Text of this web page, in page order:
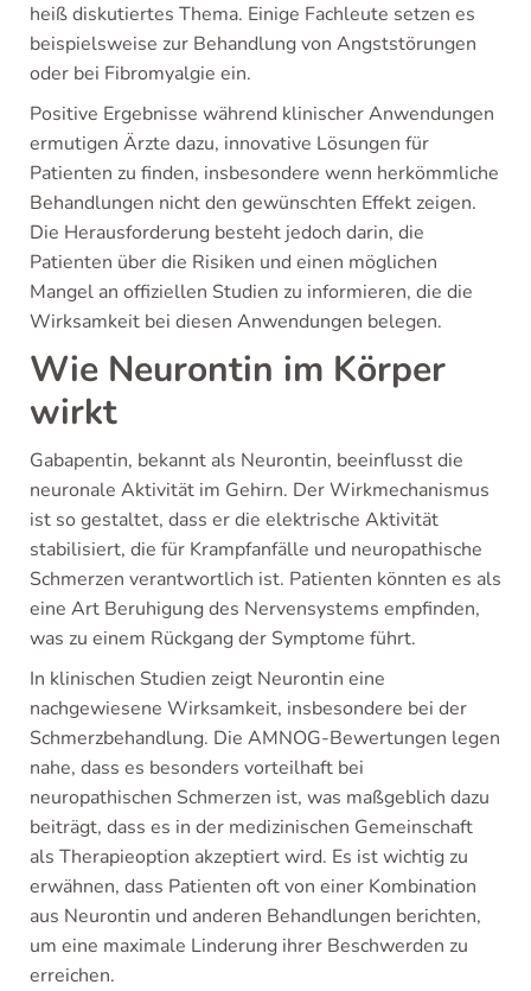
heiß diskutiertes Thema. Einige Fachleute setzen es
beispielsweise zur Behandlung von Angststörungen
oder bei Fibromyalgie ein.
Positive Ergebnisse während klinischer Anwendungen
ermutigen Ärzte dazu, innovative Lösungen für
Patienten zu finden, insbesondere wenn herkömmliche
Behandlungen nicht den gewünschten Effekt zeigen.
Die Herausforderung besteht jedoch darin, die
Patienten über die Risiken und einen möglichen
Mangel an offiziellen Studien zu informieren, die die
Wirksamkeit bei diesen Anwendungen belegen.
Wie Neurontin im Körper
wirkt
Gabapentin, bekannt als Neurontin, beeinflusst die
neuronale Aktivität im Gehirn. Der Wirkmechanismus
ist so gestaltet, dass er die elektrische Aktivität
stabilisiert, die für Krampfanfälle und neuropathische
Schmerzen verantwortlich ist. Patienten könnten es als
eine Art Beruhigung des Nervensystems empfinden,
was zu einem Rückgang der Symptome führt.
In klinischen Studien zeigt Neurontin eine
nachgewiesene Wirksamkeit, insbesondere bei der
Schmerzbehandlung. Die AMNOG-Bewertungen legen
nahe, dass es besonders vorteilhaft bei
neuropathischen Schmerzen ist, was maßgeblich dazu
beiträgt, dass es in der medizinischen Gemeinschaft
als Therapieoption akzeptiert wird. Es ist wichtig zu
erwähnen, dass Patienten oft von einer Kombination
aus Neurontin und anderen Behandlungen berichten,
um eine maximale Linderung ihrer Beschwerden zu
erreichen.